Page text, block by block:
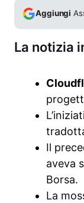
Aggiungi
La notizia
Il
aveva
Borsa.
La